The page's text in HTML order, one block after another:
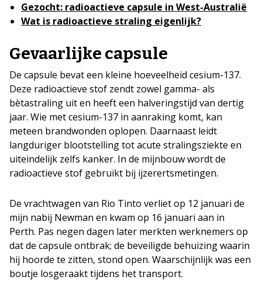
Gezocht: radioactieve capsule in West-Australië
Wat is radioactieve straling eigenlijk?
Gevaarlijke capsule
De capsule bevat een kleine hoeveelheid cesium-137.
Deze radioactieve stof zendt zowel gamma- als
bètastraling uit en heeft een halveringstijd van dertig
jaar. Wie met cesium-137 in aanraking komt, kan
meteen brandwonden oplopen. Daarnaast leidt
langduriger blootstelling tot acute stralingsziekte en
uiteindelijk zelfs kanker. In de mijnbouw wordt de
radioactieve stof gebruikt bij ijzerertsmetingen.
De vrachtwagen van Rio Tinto verliet op 12 januari de
mijn nabij Newman en kwam op 16 januari aan in
Perth. Pas negen dagen later merkten werknemers op
dat de capsule ontbrak; de beveiligde behuizing waarin
hij hoorde te zitten, stond open. Waarschijnlijk was een
boutje losgeraakt tijdens het transport.